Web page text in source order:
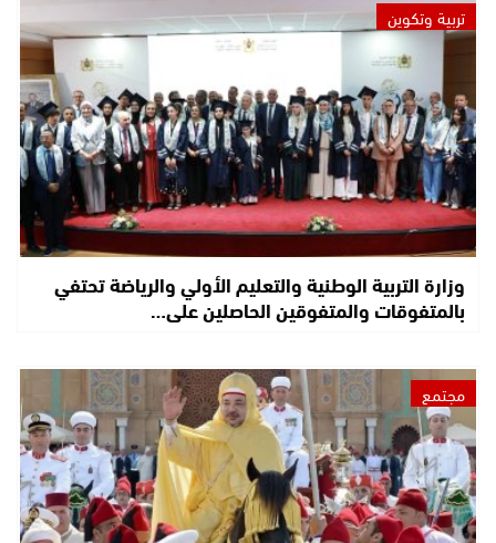
تربية وتكوين
وزارة التربية الوطنية والتعليم الأولي والرياضة تحتفي
بالمتفوقات والمتفوقين الحاصلين على…
مجتمع